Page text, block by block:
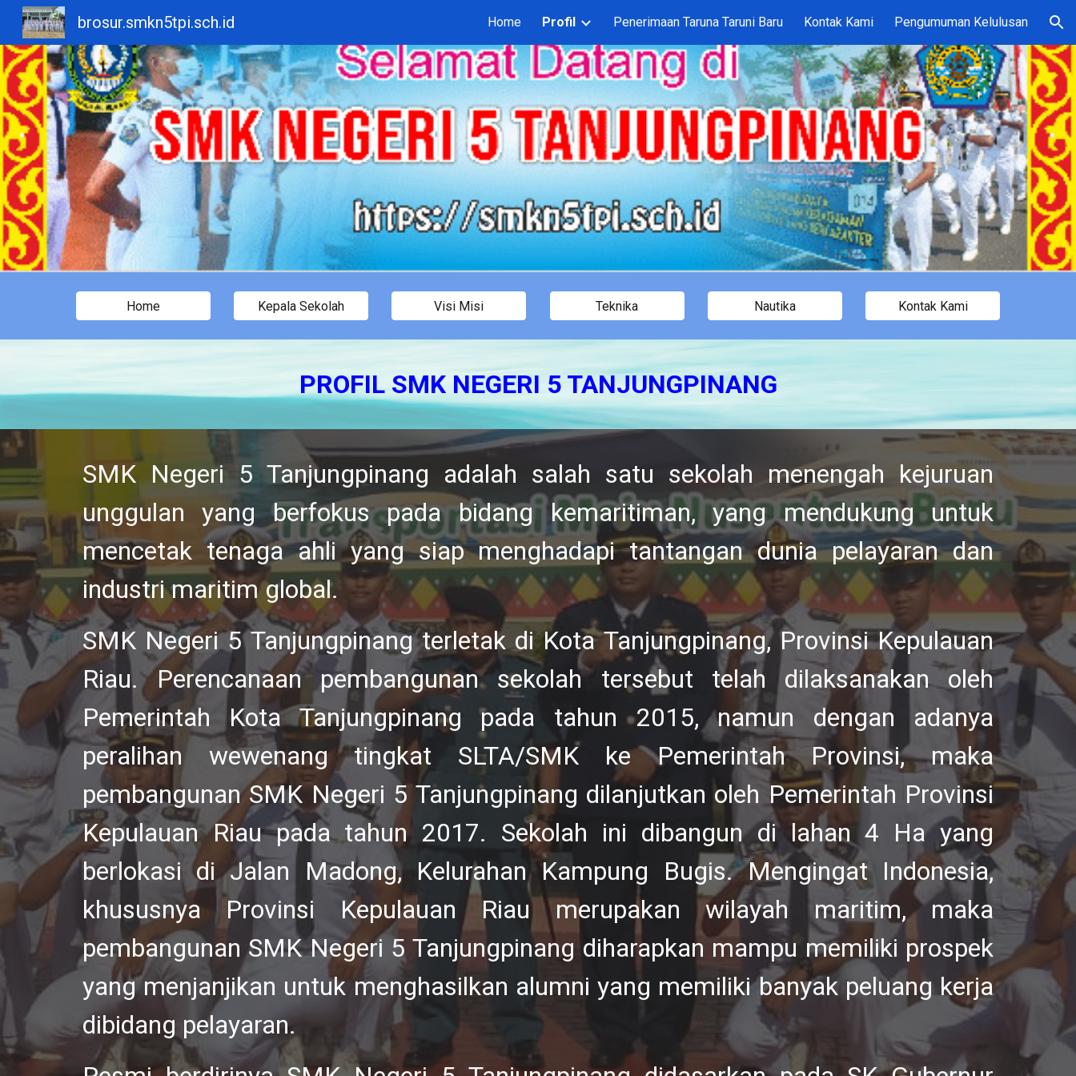
Skip to navigation
brosur.smkn5tpi.sch.id Home Profil Penerimaan Taruna Taruni Baru Kontak Kami Pengumuman Kelulusan
Home Kepala Sekolah Visi Misi Teknika Nautika Kontak Kami
PROFIL SMK NEGERI 5 TANJUNGPINANG
SMK Negeri 5 Tanjungpinang adalah salah satu sekolah menengah kejuruan
unggulan yang berfokus pada bidang kemaritiman, yang mendukung untuk
mencetak tenaga ahli yang siap menghadapi tantangan dunia pelayaran dan
industri maritim global.
SMK Negeri 5 Tanjungpinang terletak di Kota Tanjungpinang, Provinsi Kepulauan
Riau. Perencanaan pembangunan sekolah tersebut telah dilaksanakan oleh
Pemerintah Kota Tanjungpinang pada tahun 2015, namun dengan adanya
peralihan wewenang tingkat SLTA/SMK ke Pemerintah Provinsi, maka
pembangunan SMK Negeri 5 Tanjungpinang dilanjutkan oleh Pemerintah Provinsi
Kepulauan Riau pada tahun 2017. Sekolah ini dibangun di lahan 4 Ha yang
berlokasi di Jalan Madong, Kelurahan Kampung Bugis. Mengingat Indonesia,
khususnya Provinsi Kepulauan Riau merupakan wilayah maritim, maka
pembangunan SMK Negeri 5 Tanjungpinang diharapkan mampu memiliki prospek
yang menjanjikan untuk menghasilkan alumni yang memiliki banyak peluang kerja
dibidang pelayaran.